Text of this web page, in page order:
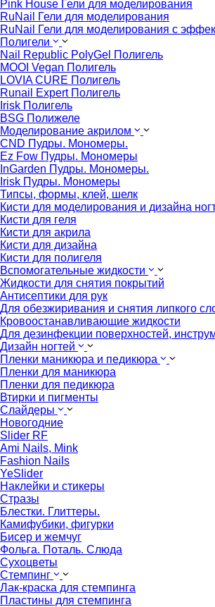
Pink House Гели для моделирования
RuNail Гели для моделирования
RuNail Гели для моделирования с
Полигели
Nail Republic PolyGel Полигель
MOOI Vegan Полигель
LOVIA CURE Полигель
Runail Expert Полигель
Irisk Полигель
BSG Полижеле
Моделирование акрилом
CND Пудры. Мономеры.
Ez Fow Пудры. Мономеры
InGarden Пудры. Мономеры.
Irisk Пудры. Мономеры
Типсы, формы, клей, шелк
Кисти для моделирования и дизайна
Кисти для геля
Кисти для акрила
Кисти для дизайна
Кисти для полигеля
Вспомогательные жидкости
Жидкости для снятия покрытий
Антисептики для рук
Для обезжиривания и снятия липкого
Кровоостанавливающие жидкости
Для дезинфекции поверхностей,
Дизайн ногтей
Пленки маникюра и педикюра
Пленки для маникюра
Пленки для педикюра
Втирки и пигменты
Слайдеры
Новогодние
Slider RF
Ami Nails, Mink
Fashion Nails
YeSlider
Наклейки и стикеры
Стразы
Блестки. Глиттеры.
Камифубики, фигурки
Бисер и жемчуг
Фольга. Поталь. Слюда
Сухоцветы
Стемпинг
Лак-краска для стемпинга
Пластины для стемпинга